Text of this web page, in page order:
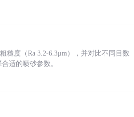
糙度（Ra 3.2-6.3μm），并对比不同目数
适的喷砂参数。